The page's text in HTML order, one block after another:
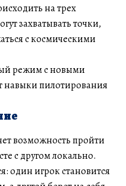
на трех
захватывать точки,
с космическими
режим с новыми
навыки пилотирования
возможность пройти
с другом локально.
один игрок становится